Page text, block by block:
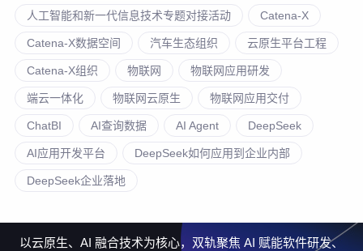
人工智能和新一代信息技术专题对接活动 Catena-X
Catena-X数据空间 汽车生态组织 云原生平台工程
Catena-X组织 物联网 物联网应用研发
端云一体化 物联网云原生 物联网应用交付
ChatBI AI查询数据 AI Agent DeepSeek
AI应用开发平台 DeepSeek如何应用到企业内部
DeepSeek企业落地
以云原生、AI 融合技术为核心，双轨聚焦 AI 赋能软件研发、